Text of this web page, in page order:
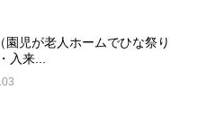
園児が老人ホームでひな祭り
入来...